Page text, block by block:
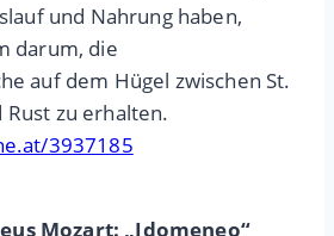
und Nahrung haben,
darum, die
auf dem Hügel zwischen St.
zu erhalten.
3937185
Mozart: „Idomeneo“